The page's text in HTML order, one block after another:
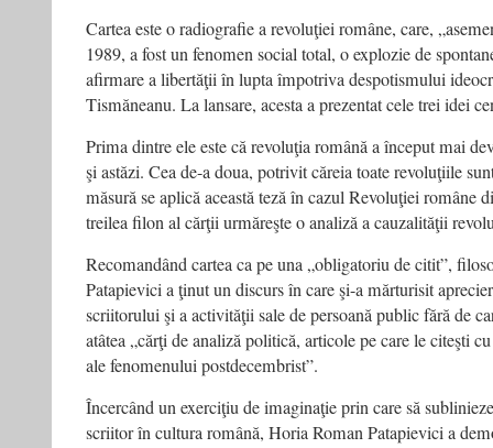
Cartea este o radiografie a revoluţiei române, care,
1989, a fost un fenomen social total, o explozie de
afirmare a libertăţii în lupta împotriva despotismului
Tismăneanu. La lansare, acesta a prezentat cele trei idei
Prima dintre ele este că revoluţia română a început mai
şi astăzi. Cea de-a doua, potrivit căreia toate revoluţiile
măsură se aplică această teză în cazul Revoluţiei române
treilea filon al cărţii urmăreşte o analiză a cauzalităţii
Recomandând cartea ca pe una „obligatoriu de citit”,
Patapievici a ţinut un discurs în care şi-a mărturisit
scriitorului şi a activităţii sale de persoană public fără de
atâtea „cărţi de analiză politică, articole pe care le citeşti
ale fenomenului postdecembrist”.
Încercând un exerciţiu de imaginaţie prin care să
scriitor în cultura română, Horia Roman Patapievici a